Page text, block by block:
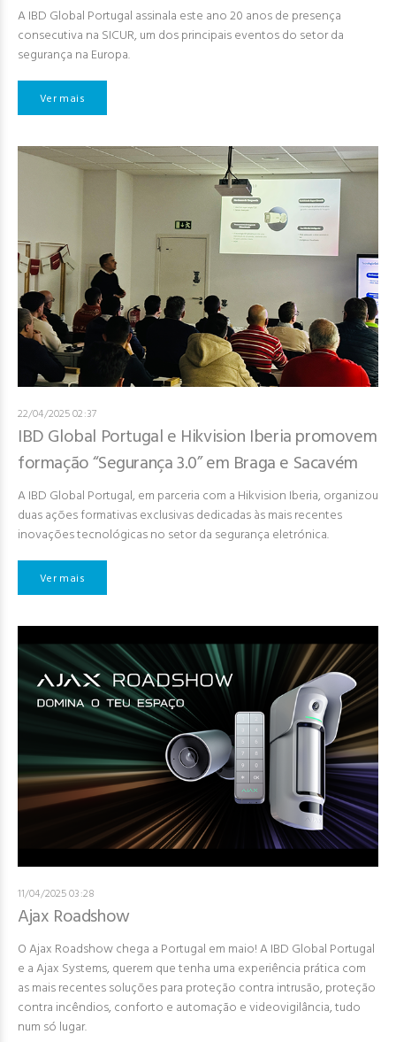
A IBD Global Portugal assinala este ano 20 anos de presença
consecutiva na SICUR, um dos principais eventos do setor da
segurança na Europa.
Ver mais
22/04/2025 02:37
IBD Global Portugal e Hikvision Iberia promovem
formação “Segurança 3.0” em Braga e Sacavém
A IBD Global Portugal, em parceria com a Hikvision Iberia, organizou
duas ações formativas exclusivas dedicadas às mais recentes
inovações tecnológicas no setor da segurança eletrónica.
Ver mais
11/04/2025 03:28
Ajax Roadshow
O Ajax Roadshow chega a Portugal em maio! A IBD Global Portugal
e a Ajax Systems, querem que tenha uma experiência prática com
as mais recentes soluções para proteção contra intrusão, proteção
contra incêndios, conforto e automação e videovigilância, tudo
num só lugar.